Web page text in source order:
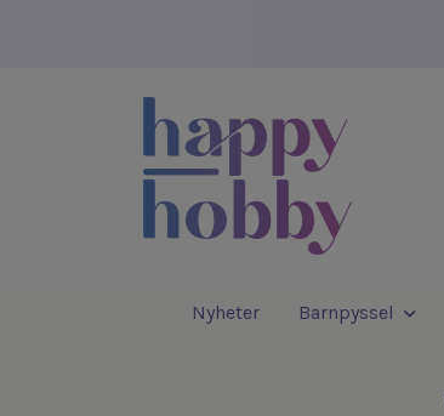
Nyheter Barnpyssel